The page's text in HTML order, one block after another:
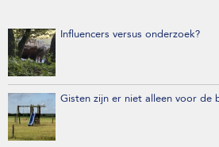
Influencers versus onderzoek?
Gisten zijn er niet alleen voor de